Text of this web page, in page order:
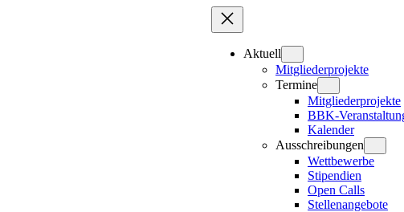
Aktuell
Mitgliederprojekte
Termine
Mitgliederprojekte
BBK-
Kalender
Ausschreibungen
Wettbewerbe
Stipendien
Open Calls
Stellenangebote